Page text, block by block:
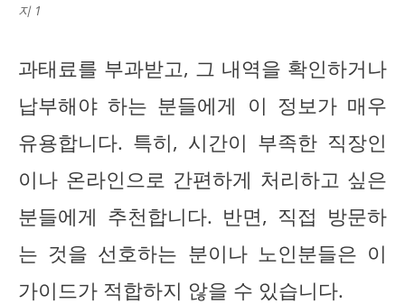
지 1
과태료를 부과받고, 그 내역을 확인하거나
납부해야 하는 분들에게 이 정보가 매우
유용합니다. 특히, 시간이 부족한 직장인
이나 온라인으로 간편하게 처리하고 싶은
분들에게 추천합니다. 반면, 직접 방문하
는 것을 선호하는 분이나 노인분들은 이
가이드가 적합하지 않을 수 있습니다.